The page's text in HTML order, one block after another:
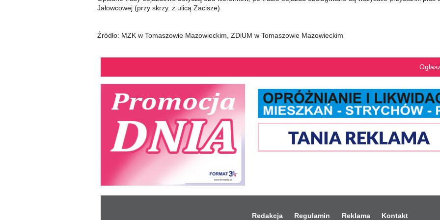
Jałowcowej (przy skrzy. z ulicą Zacisze).
Źródło: MZK w Tomaszowie Mazowieckim, ZDiUM w Tomaszowie Mazowieckim
Ogłaszaj
Redakcja Regulamin Reklama Kontakt